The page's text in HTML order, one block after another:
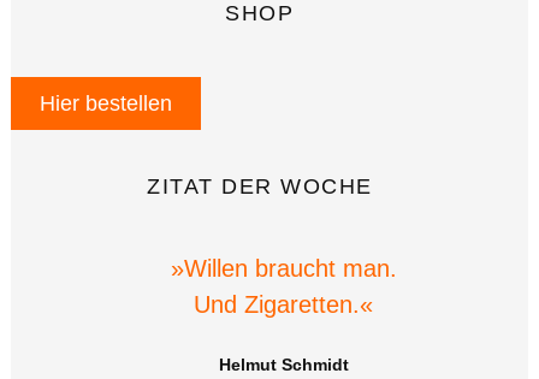
SHOP
Hier bestellen
ZITAT DER WOCHE
»Willen braucht man.
Und Zigaretten.«
Helmut Schmidt